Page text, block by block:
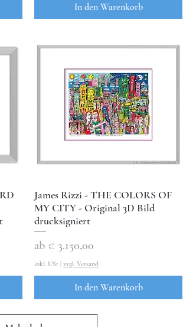
In den Warenkorb
James Rizzi - THE COLORS OF
MY CITY - Original 3D Bild
drucksigniert
ab € 3.150,00
Sale-Preis
inkl. USt | zzgl. Versand
In den Warenkorb